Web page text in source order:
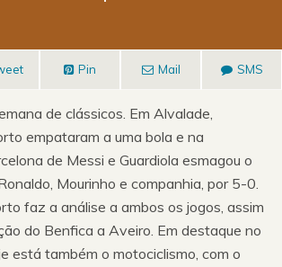
Pin Mail SMS
de clássicos. Em Alvalade,
empataram a uma bola e na
de Messi e Guardiola esmagou o
Mourinho e companhia, por 5-0.
faz a análise a ambos os jogos, assim
do Benfica a Aveiro. Em destaque no
está também o motociclismo, com o